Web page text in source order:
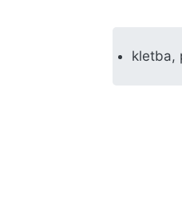
kletba,